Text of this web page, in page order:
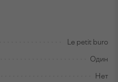
Le petit buro
Один
Нет